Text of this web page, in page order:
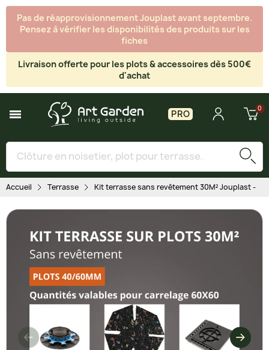
Pas de réapprovisionnement Jouplast avant septembre.
Pensez à vérifier les disponibilités des produits sur les
fiches
Livraison offerte pour les plots & accessoires dès 500€
d'achat
PRO
Accueil Terrasse Kit terrasse sans revêtement 30M² Jouplast -